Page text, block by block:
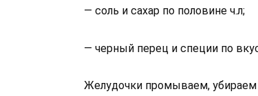
— соль и сахар по половине ч.л;
— черный перец и специи по
Желудочки промываем,